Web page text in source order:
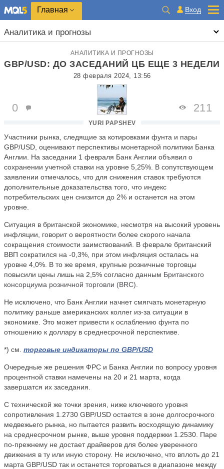
Главная Вход
Аналитика и прогнозы
АНАЛИТИКА И ПРОГНОЗЫ
GBP/USD: ДО ЗАСЕДАНИЙ ЦБ ЕЩЕ 3 НЕДЕЛИ
28 февраля 2024, 13:56
YURI PAPSHEV
0 211
Участники рынка, следящие за котировками фунта и пары
GBP/USD, оценивают перспективы монетарной политики Банка
Англии. На заседании 1 февраля Банк Англии объявил о
сохранении учетной ставки на уровне 5,25%. В сопутствующем
заявлении отмечалось, что для снижения ставок требуются
дополнительные доказательства того, что индекс
потребительских цен снизится до 2% и останется на этом
уровне.
Ситуация в британской экономике, несмотря на высокий уровень
инфляции, говорит о вероятности более скорого начала
сокращения стоимости заимствований. В феврале британский
ВВП сократился на -0,3%, при этом инфляция осталась на
уровне 4,0%. В то же время, крупные розничные торговцы
повысили цены лишь на 2,5% согласно данным Британского
консорциума розничной торговли (BRC)
Не исключено, что Банк Англии начнет смягчать монетарную
политику раньше американских коллег из-за ситуации в
экономике. Это может привести к ослаблению фунта по
отношению к доллару в среднесрочной перспективе.
*) см. торговые индикаторы по GBP/USD
Очередные же решения ФРС и Банка Англии по вопросу уровня
процентной ставки намечены на 20 и 21 марта, когда
завершатся их заседания.
С технической же точки зрения, ниже ключевого уровня
сопротивления 1.2730 GBP/USD остается в зоне долгосрочного
медвежьего рынка, но пытается развить восходящую динамику
на среднесрочном рынке, выше уровня поддержки 1.2530. Паре
по-прежнему не достает драйверов для более уверенного
движения в ту или иную сторону. Не исключено, что вплоть до 21
марта GBP/USD так и останется торговаться в диапазоне между